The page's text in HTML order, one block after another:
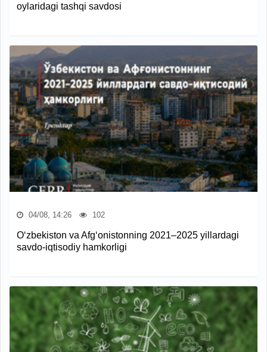
oylaridagi tashqi savdosi
04/08, 14:26 102
O‘zbekiston va Afg‘onistonning 2021–2025 yillardagi
savdo-iqtisodiy hamkorligi